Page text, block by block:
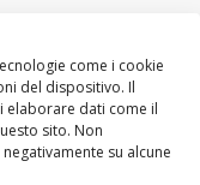
come i cookie
del dispositivo. Il
elaborare dati come il
sito. Non
su alcune